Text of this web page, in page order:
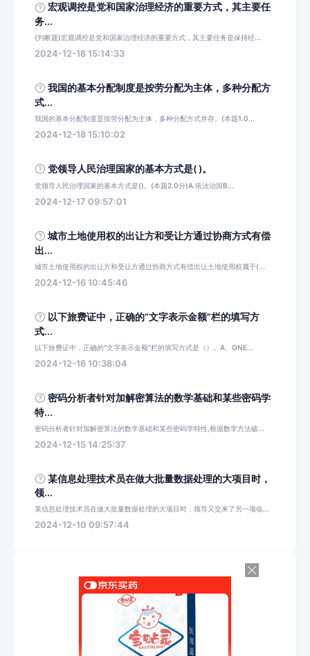
宏观调控是党和国家治理经济的重要方式，其主要任
务...
(判断题)宏观调控是党和国家治理经济的重要方式，其主要任务是保持经...
2024-12-18 15:14:33
我国的基本分配制度是按劳分配为主体，多种分配方
式...
我国的基本分配制度是按劳分配为主体，多种分配方式并存。(本题1.0...
2024-12-18 15:10:02
党领导人民治理国家的基本方式是( )。
党领导人民治理国家的基本方式是()。(本题2.0分)A.依法治国B...
2024-12-17 09:57:01
城市土地使用权的出让方和受让方通过协商方式有偿
出...
城市土地使用权的出让方和受让方通过协商方式有偿出让土地使用权属于(...
2024-12-16 10:45:46
以下旅费证中，正确的“文字表示金额”栏的填写方
式...
以下旅费证中，正确的“文字表示金额”栏的填写方式是（）。A、ONE...
2024-12-16 10:38:04
密码分析者针对加解密算法的数学基础和某些密码学
特...
密码分析者针对加解密算法的数学基础和某些密码学特性,根据数学方法破...
2024-12-15 14:25:37
某信息处理技术员在做大批量数据处理的大项目时，
领...
某信息处理技术员在做大批量数据处理的大项目时，领导又交来了另一项临...
2024-12-10 09:57:44